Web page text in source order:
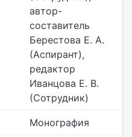
автор-
составитель
Берестова Е. А.
(Аспирант),
редактор
Иванцова Е. В.
(Сотрудник)
Монография